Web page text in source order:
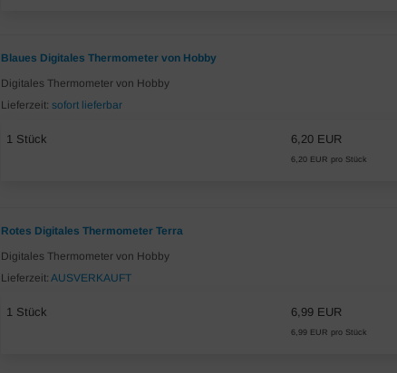
Blaues Digitales Thermometer von Hobby
Digitales Thermometer von Hobby
Lieferzeit:sofort lieferbar
1 Stück 6,20 EUR
6,20 EUR pro Stück
Rotes Digitales Thermometer Terra
Digitales Thermometer von Hobby
Lieferzeit:AUSVERKAUFT
1 Stück 6,99 EUR
6,99 EUR pro Stück